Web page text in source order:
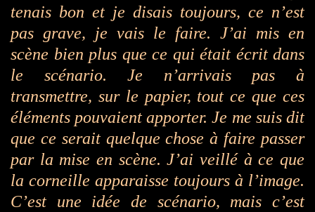
tenais bon et je disais toujours, ce n’est
pas grave, je vais le faire. J’ai mis en
scène bien plus que ce qui était écrit dans
le scénario. Je n’arrivais pas à
transmettre, sur le papier, tout ce que ces
éléments pouvaient apporter. Je me suis dit
que ce serait quelque chose à faire passer
par la mise en scène. J’ai veillé à ce que
la corneille apparaisse toujours à l’image.
C’est une idée de scénario, mais c’est